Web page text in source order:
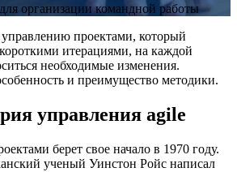
организации командной работы
проектами, который
итерациями, на каждой
необходимые изменения.
и преимущество методики.
управления agile
берет свое начало в 1970 году.
ученый Уинстон Ройс написал